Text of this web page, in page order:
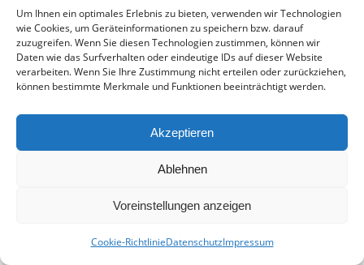
Um Ihnen ein optimales Erlebnis zu bieten, verwenden wir Technologien
wie Cookies, um Geräteinformationen zu speichern bzw. darauf
zuzugreifen. Wenn Sie diesen Technologien zustimmen, können wir
Daten wie das Surfverhalten oder eindeutige IDs auf dieser Website
verarbeiten. Wenn Sie Ihre Zustimmung nicht erteilen oder zurückziehen,
können bestimmte Merkmale und Funktionen beeinträchtigt werden.
Akzeptieren
Ablehnen
Voreinstellungen anzeigen
Cookie-RichtlinieDatenschutzImpressum
der Metallbeschläge. Wenden Sie sich bei Fragen
an Ihren Statiker. Er hilft Ihnen gerne weiter.
Aluminium ist gut zu verarbeiten und
witterungsbeständig. Oft hat Aluminium aber
Verwendung nur zu dekorativen Zwecken
anzuraten. Ein bekanntes Beispiel hierfür wäre die
des Imperial War Museum North
brennbar“ bis „normal brennbar“.